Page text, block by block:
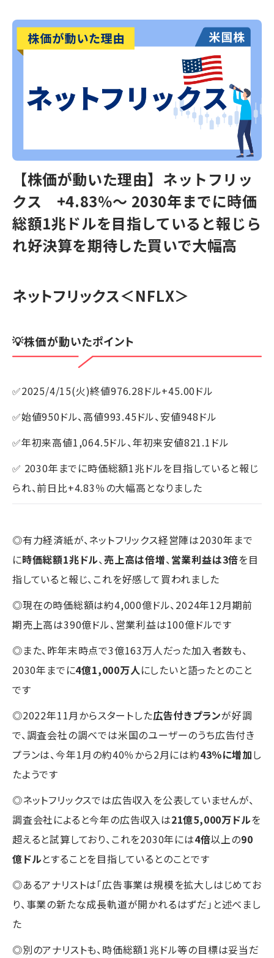
【株価が動いた理由】ネットフリッ
クス +4.83％～ 2030年までに時価
総額1兆ドルを目指していると報じら
れ好決算を期待した買いで大幅高
ネットフリックス＜NFLX＞
💡株価が動いたポイント
✅2025/4/15(火)終値976.28ドル+45.00ドル
✅始値950ドル、高値993.45ドル、安値948ドル
✅年初来高値1,064.5ドル、年初来安値821.1ドル
✅ 2030年までに時価総額1兆ドルを目指していると報じ
られ、前日比+4.83％の大幅高となりました
◎有力経済紙が、ネットフリックス経営陣は2030年まで
に時価総額1兆ドル、売上高は倍増、営業利益は3倍を目
指していると報じ、これを好感して買われました
◎現在の時価総額は約4,000億ドル、2024年12月期前
期売上高は390億ドル、営業利益は100億ドルです
◎また、昨年末時点で3億163万人だった加入者数も、
2030年までに4億1,000万人にしたいと語ったとのこと
です
◎2022年11月からスタートした広告付きプランが好調
で、調査会社の調べでは米国のユーザーのうち広告付き
プランは、今年1月の約40％から2月には約43％に増加し
たようです
◎ネットフリックスでは広告収入を公表していませんが、
調査会社によると今年の広告収入は21億5,000万ドルを
超えると試算しており、これを2030年には4倍以上の90
億ドルとすることを目指しているとのことです
◎あるアナリストは「広告事業は規模を拡大しはじめてお
り、事業の新たな成長軌道が開かれるはずだ」と述べまし
た
◎別のアナリストも、時価総額1兆ドル等の目標は妥当だ